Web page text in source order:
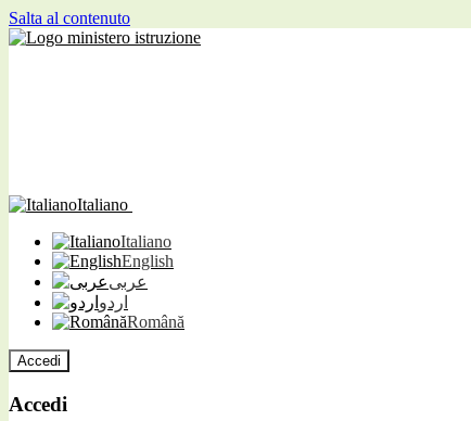
Salta al contenuto
Italiano
Italiano
English
عربى
اردو
Română
Accedi
Accedi